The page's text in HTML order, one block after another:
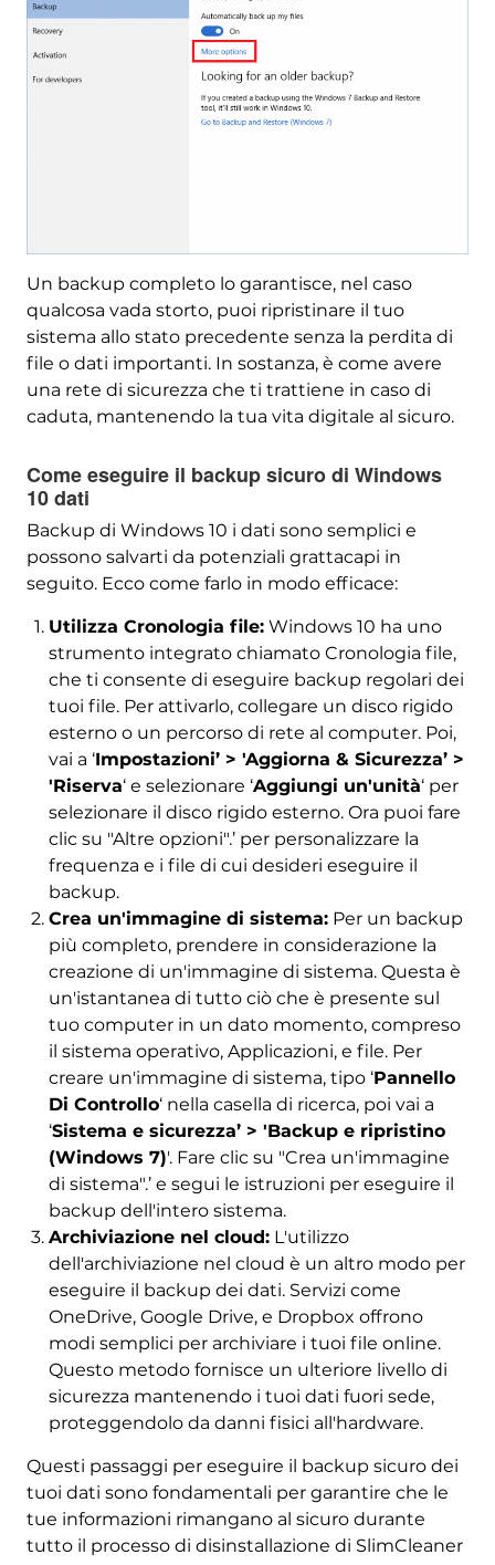
Un backup completo lo garantisce, nel caso
qualcosa vada storto, puoi ripristinare il tuo
sistema allo stato precedente senza la perdita di
file o dati importanti. In sostanza, è come avere
una rete di sicurezza che ti trattiene in caso di
caduta, mantenendo la tua vita digitale al sicuro.
Come eseguire il backup sicuro di Windows
10 dati
Backup di Windows 10 i dati sono semplici e
possono salvarti da potenziali grattacapi in
seguito. Ecco come farlo in modo efficace:
Utilizza Cronologia file:Windows 10 ha uno
strumento integrato chiamato Cronologia file,
che ti consente di eseguire backup regolari dei
tuoi file. Per attivarlo, collegare un disco rigido
esterno o un percorso di rete al computer. Poi,
vai a ‘Impostazioni’ > 'Aggiorna & Sicurezza’ >
'Riserva‘ e selezionare ‘Aggiungi un'unità‘ per
selezionare il disco rigido esterno. Ora puoi fare
clic su "Altre opzioni".’ per personalizzare la
frequenza e i file di cui desideri eseguire il
backup.
Crea un'immagine di sistema:Per un backup
più completo, prendere in considerazione la
creazione di un'immagine di sistema. Questa è
un'istantanea di tutto ciò che è presente sul
tuo computer in un dato momento, compreso
il sistema operativo, Applicazioni, e file. Per
creare un'immagine di sistema, tipo ‘Pannello
Di Controllo‘ nella casella di ricerca, poi vai a
‘Sistema e sicurezza’ > 'Backup e ripristino
(Windows 7)'. Fare clic su "Crea un'immagine
di sistema".’ e segui le istruzioni per eseguire il
backup dell'intero sistema.
Archiviazione nel cloud:L'utilizzo
dell'archiviazione nel cloud è un altro modo per
eseguire il backup dei dati. Servizi come
OneDrive, Google Drive, e Dropbox offrono
modi semplici per archiviare i tuoi file online.
Questo metodo fornisce un ulteriore livello di
sicurezza mantenendo i tuoi dati fuori sede,
proteggendolo da danni fisici all'hardware.
Questi passaggi per eseguire il backup sicuro dei
tuoi dati sono fondamentali per garantire che le
tue informazioni rimangano al sicuro durante
tutto il processo di disinstallazione di SlimCleaner